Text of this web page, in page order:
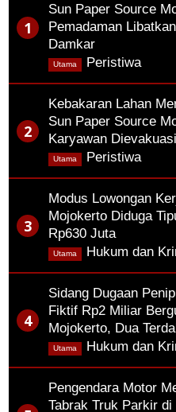
Sun Paper Source
Pemadaman
Damkar
Peristiwa,
Utama
Kebakaran Lahan
Sun Paper Source
Karyawan Dievakuasi
Peristiwa,
Utama
Modus Lowongan
Mojokerto Diduga
Rp630 Juta
Hukum dan
Utama
Sidang Dugaan
Fiktif Rp2 Miliar
Mojokerto, Dua
Hukum dan
Utama
Pengendara Motor
Tabrak Truk Parkir di